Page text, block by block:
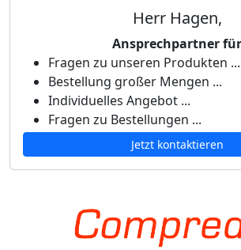
Herr Hagen,
Ansprechpartner für
Fragen zu unseren Produkten ...
Bestellung großer Mengen ...
Individuelles Angebot ...
Fragen zu Bestellungen ...
Jetzt kontaktieren